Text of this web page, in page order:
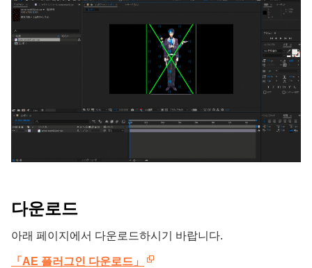
다운로드
아래 페이지에서 다운로드하시기 바랍니다.
「AE 플러그인 다운로드」